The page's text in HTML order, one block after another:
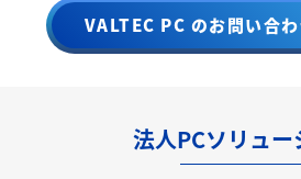
VALTEC PC のお問い合
法人PCソリュー